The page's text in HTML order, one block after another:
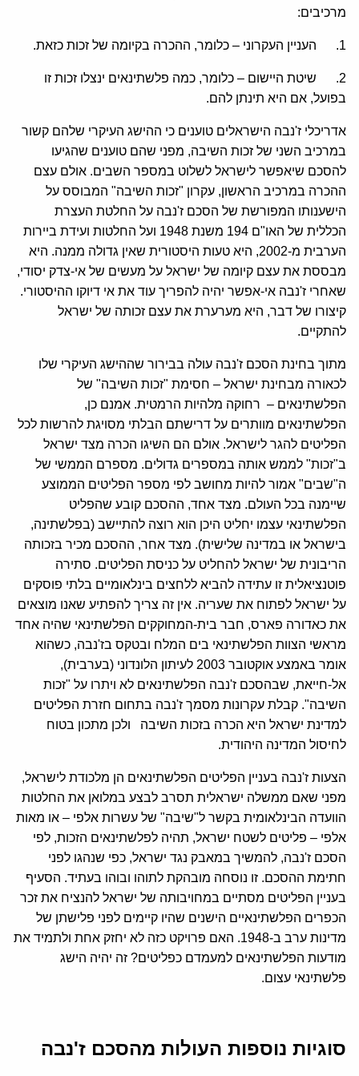
מרכיבים:
1. העניין העקרוני – כלומר, ההכרה בקיומה של זכות כזאת.
2. שיטת היישום – כלומר, כמה פלשתינאים ינצלו זכות זו
בפועל, אם היא תינתן להם.
אדריכלי ז'נבה הישראלים טוענים כי ההישג העיקרי שלהם קשור
במרכיב השני של זכות השיבה, מפני שהם טוענים שהגיעו
להסכם שיאפשר לישראל לשלוט במספר השבים. אולם עצם
ההכרה במרכיב הראשון, עקרון "זכות השיבה" המבוסס על
הישענותו המפורשת של הסכם ז'נבה על החלטת העצרת
הכללית של האו"ם 194 משנת 1948 ועל החלטות ועידת ביירות
הערבית מ-2002, היא טעות היסטורית שאין גדולה ממנה. היא
מבססת את עצם קיומה של ישראל על מעשים של אי-צדק יסודי,
שאחרי ז'נבה אי-אפשר יהיה להפריך עוד את אי דיוקו ההיסטורי.
קיצורו של דבר, היא מערערת את עצם זכותה של ישראל
להתקיים.
מתוך בחינת הסכם ז'נבה עולה בבירור שההישג העיקרי שלו
לכאורה מבחינת ישראל – חסימת "זכות השיבה" של
הפלשתינאים – רחוקה מלהיות הרמטית. אמנם כן,
הפלשתינאים מוותרים על דרישתם הבלתי מסויגת להרשות לכל
הפליטים להגר לישראל. אולם הם השיגו הכרה מצד ישראל
ב"זכות" לממש אותה במספרים גדולים. מספרם הממשי של
ה"שבים" אמור להיות מחושב לפי מספר הפליטים הממוצע
שיימנה בכל העולם. מצד אחד, ההסכם קובע שהפליט
הפלשתינאי עצמו יחליט היכן הוא רוצה להתיישב (בפלשתינה,
בישראל או במדינה שלישית). מצד אחר, ההסכם מכיר בזכותה
הריבונית של ישראל להחליט על כניסת הפליטים. סתירה
פוטנציאלית זו עתידה להביא ללחצים בינלאומיים בלתי פוסקים
על ישראל לפתוח את שעריה. אין זה צריך להפתיע שאנו מוצאים
את כאדורה פארס, חבר בית-המחוקקים הפלשתינאי שהיה אחד
מראשי הצוות הפלשתינאי בים המלח ובטקס בז'נבה, כשהוא
אומר באמצע אוקטובר 2003 לעיתון הלונדוני (בערבית),
אל-חייאת, שבהסכם ז'נבה הפלשתינאים לא ויתרו על "זכות
השיבה". קבלת עקרונות מסמך ז'נבה בתחום חזרת הפליטים
למדינת ישראל היא הכרה בזכות השיבה ולכן מתכון בטוח
לחיסול המדינה היהודית.
הצעות ז'נבה בעניין הפליטים הפלשתינאים הן מלכודת לישראל,
מפני שאם ממשלה ישראלית תסרב לבצע במלואן את החלטות
הוועדה הבינלאומית בקשר ל"שיבה" של עשרות אלפי – או מאות
אלפי – פליטים לשטח ישראל, תהיה לפלשתינאים הזכות, לפי
הסכם ז'נבה, להמשיך במאבק נגד ישראל, כפי שנהגו לפני
חתימת ההסכם. זו נוסחה מובהקת לתוהו ובוהו בעתיד. הסעיף
בעניין הפליטים מסתיים במחויבותה של ישראל להנציח את זכר
הכפרים הפלשתינאיים הישנים שהיו קיימים לפני פלישתן של
מדינות ערב ב-1948. האם פרויקט כזה לא יחזק אחת ולתמיד את
מודעות הפלשתינאים למעמדם כפליטים? זה יהיה הישג
פלשתינאי עצום.
סוגיות נוספות העולות מהסכם ז'נבה